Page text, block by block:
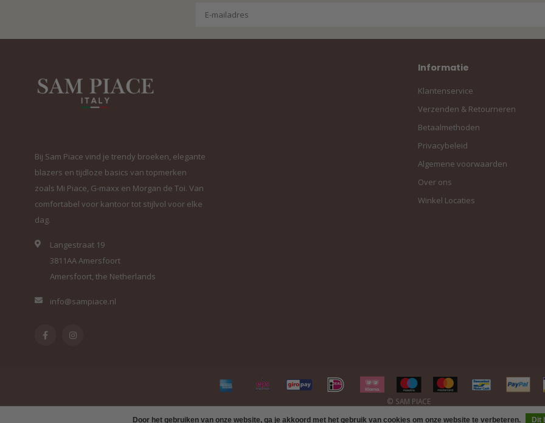
Door het gebruiken van onze website, ga je akkoord met het gebruik van cookies om onze website te verbeteren. Dit
Bij Sam Piace vind je trendy broeken, elegante
blazers en tijdloze basics van topmerken
zoals Mi Piace, G-maxx en Morgan de Toi. Van
comfortabel voor kantoor tot stijlvol voor elke
dag.
Langestraat 19
3811AA Amersfoort
Amersfoort, the Netherlands
info@sampiace.nl
Informatie
Klantenservice
Verzenden & Retourneren
Betaalmethoden
Privacybeleid
Algemene voorwaarden
Over ons
Winkel Locaties